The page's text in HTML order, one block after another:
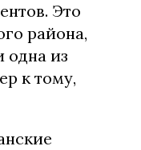
Это
района,
из
к тому,